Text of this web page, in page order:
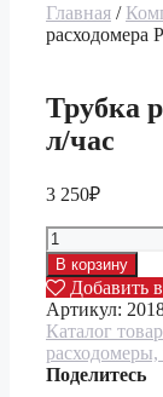
Главная /
расходомера
Трубка
л/час
3 250₽
Количество
товара
Трубка
расходомера
PFT
100-
1000
В корзину
Добавить
Артикул:
Каталог
Поделитесь